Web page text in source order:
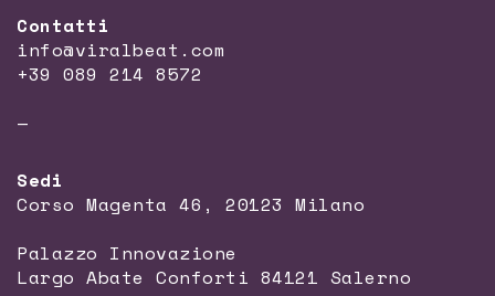
Contatti
info@viralbeat.com
+39 089 214 8572
—
Sedi
Corso Magenta 46, 20123 Milano
Palazzo Innovazione
Largo Abate Conforti 84121 Salerno